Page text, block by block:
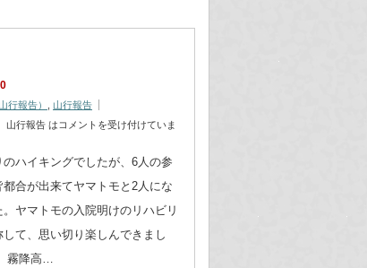
行報告）
山行報告
行報告 は コメントを受け付けていま
のハイキングでしたが、6人の参
都合が出来てヤマトモと2人にな
。ヤマトモの入院明けのリハビリ
して、思い切り楽しんできまし
降高…